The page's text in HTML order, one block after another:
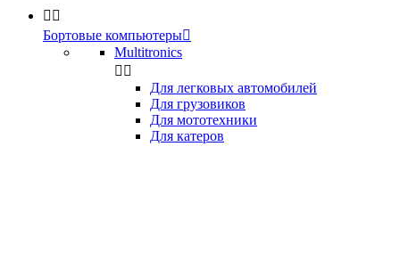
 
Бортовые компьютеры
Multitronics
 
Для легковых автомобилей
Для грузовиков
Для мототехники
Для катеров